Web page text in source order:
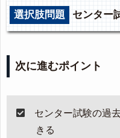
選択肢問題 センター
次に進むポイント
センター試験の過
きる